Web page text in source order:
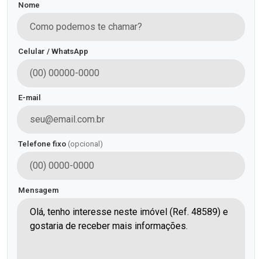
Nome
Celular / WhatsApp
E-mail
Telefone fixo (opcional)
Mensagem